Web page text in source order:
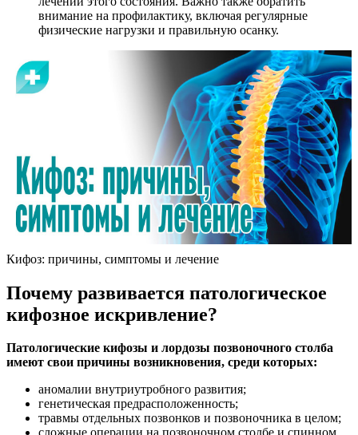
внимание на профилактику, включая регулярные
физические нагрузки и правильную осанку.
Кифоз: причины, симптомы и лечение
Почему развивается патологическое
кифозное искривление?
Патологические кифозы и лордозы позвоночного столба
имеют свои причины возникновения, среди которых:
аномалии внутриутробного развития;
генетическая предрасположенность;
травмы отдельных позвонков и позвоночника в целом;